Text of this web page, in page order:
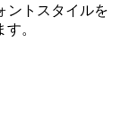
ントスタイルを
。